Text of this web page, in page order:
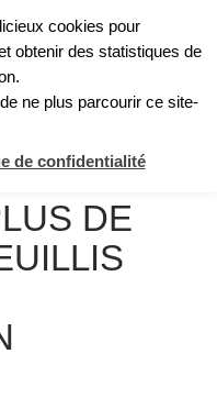
DE
cookies pour
obtenir des statistiques de
ne plus parcourir ce site-
de confidentialité